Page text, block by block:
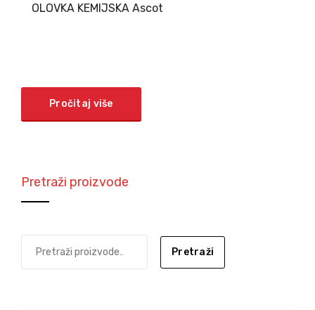
OLOVKA KEMIJSKA Ascot
Pročitaj više
Pretraži proizvode
Pretraži